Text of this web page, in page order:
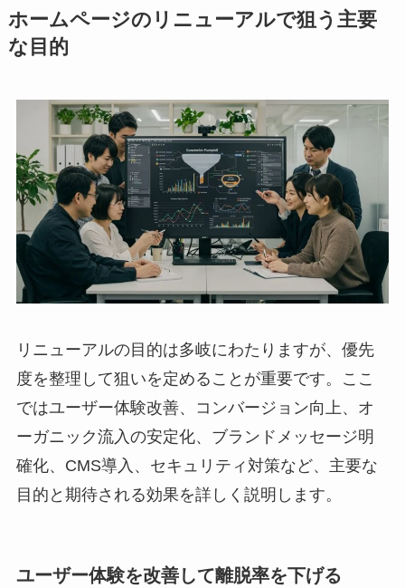
ホームページのリニューアルで狙う主要
な目的
リニューアルの目的は多岐にわたりますが、優先
度を整理して狙いを定めることが重要です。ここ
ではユーザー体験改善、コンバージョン向上、オ
ーガニック流入の安定化、ブランドメッセージ明
確化、CMS導入、セキュリティ対策など、主要な
目的と期待される効果を詳しく説明します。
ユーザー体験を改善して離脱率を下げる